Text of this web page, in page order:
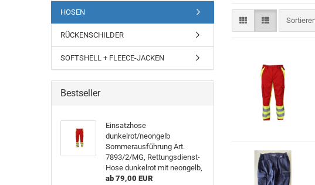
HOSEN
RÜCKENSCHILDER
SOFTSHELL + FLEECE-JACKEN
Bestseller
Einsatzhose
dunkelrot/neongelb
Sommerausführung Art.
7893/2/MG, Rettungsdienst-
Hose dunkelrot mit neongelb,
ab 79,00 EUR